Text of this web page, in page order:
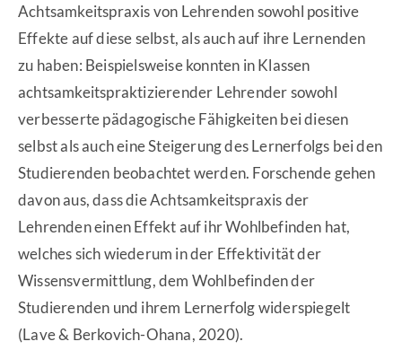
Achtsamkeitspraxis von Lehrenden sowohl positive
Effekte auf diese selbst, als auch auf ihre Lernenden
zu haben: Beispielsweise konnten in Klassen
achtsamkeitspraktizierender Lehrender sowohl
verbesserte pädagogische Fähigkeiten bei diesen
selbst als auch eine Steigerung des Lernerfolgs bei den
Studierenden beobachtet werden. Forschende gehen
davon aus, dass die Achtsamkeitspraxis der
Lehrenden einen Effekt auf ihr Wohlbefinden hat,
welches sich wiederum in der Effektivität der
Wissensvermittlung, dem Wohlbefinden der
Studierenden und ihrem Lernerfolg widerspiegelt
(Lave & Berkovich-Ohana, 2020).